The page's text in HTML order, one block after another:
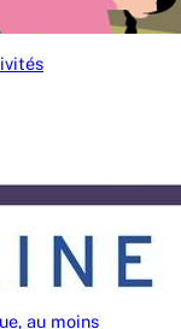
au moins